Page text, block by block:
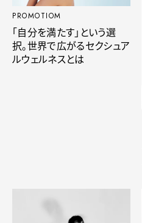
PROMOTIOM
「自分を満たす」という選
択。世界で広がるセクシュア
ルウェルネスとは